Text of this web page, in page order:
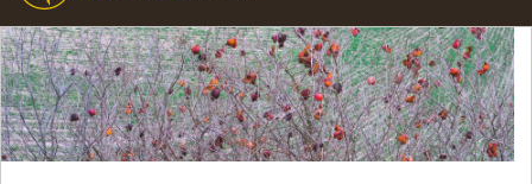
Main
navigation